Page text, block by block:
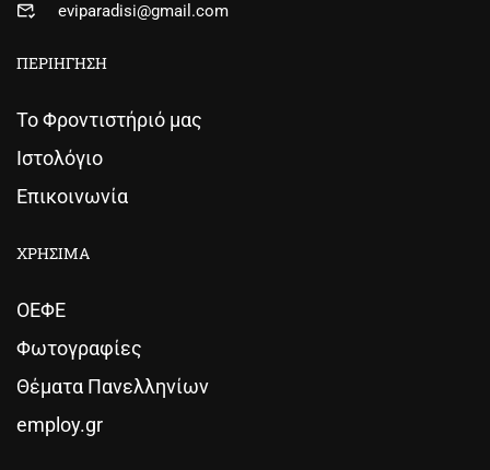
eviparadisi@gmail.com
ΠΕΡΙΗΓΗΣΗ
Το Φροντιστήριό μας
Ιστολόγιο
Επικοινωνία
ΧΡΗΣΙΜΑ
ΟΕΦΕ
Φωτογραφίες
Θέματα Πανελληνίων
employ.gr